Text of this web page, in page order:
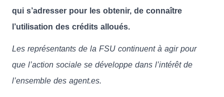
qui s’adresser pour les obtenir, de connaître
l’utilisation des crédits alloués.
Les représentants de la FSU continuent à agir pour
que l’action sociale se développe dans l’intérêt de
l’ensemble des agent.es.